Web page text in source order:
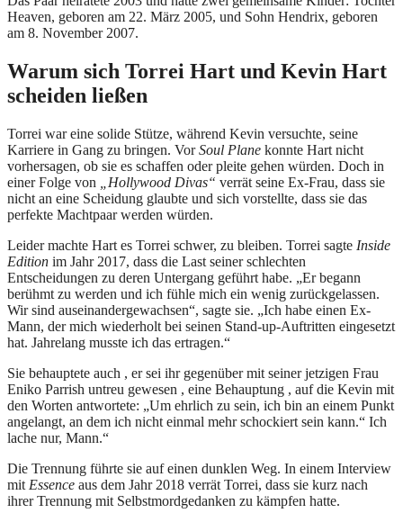
Heaven, geboren am 22. März 2005, und Sohn Hendrix, geboren
am 8. November 2007.
Warum sich Torrei Hart und Kevin Hart
scheiden ließen
Torrei war eine solide Stütze, während Kevin versuchte, seine
Karriere in Gang zu bringen. VorSoul Plane konnte Hart nicht
vorhersagen, ob sie es schaffen oder pleite gehen würden. Doch in
einer Folge von
„Hollywood Divas“ verrät seine Ex-Frau, dass sie
nicht an eine Scheidung glaubte und sich vorstellte, dass sie das
perfekte Machtpaar werden würden.
Leider machte Hart es Torrei schwer, zu bleiben. Torrei sagte Inside
Edition im Jahr 2017, dass die Last seiner schlechten
Entscheidungen zu deren Untergang geführt habe. „Er begann
berühmt zu werden und ich fühle mich ein wenig zurückgelassen.
Wir sind auseinandergewachsen“, sagte sie. „Ich habe einen Ex-
Mann, der mich wiederholt bei seinen Stand-up-Auftritten eingesetzt
hat. Jahrelang musste ich das ertragen.“
Sie behauptete auch , er sei ihr gegenüber mit seiner jetzigen Frau
Eniko Parrish untreu gewesen , eine Behauptung , auf die Kevin mit
den Worten antwortete: „Um ehrlich zu sein, ich bin an einem Punkt
angelangt, an dem ich nicht einmal mehr schockiert sein kann.“ Ich
lache nur, Mann.“
Die Trennung führte sie auf einen dunklen Weg. In einem Interview
mit Essence aus dem Jahr 2018 verrät Torrei, dass sie kurz nach
ihrer Trennung mit Selbstmordgedanken zu kämpfen hatte.